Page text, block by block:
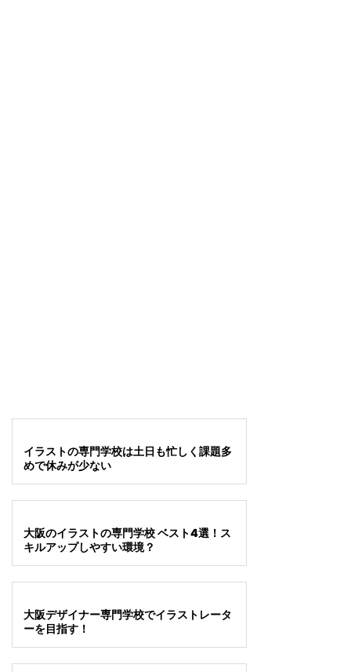
イラストの専門学校は土日も忙しく課題多
めで休みが少ない
大阪のイラストの専門学校 ベスト4選！ス
キルアップしやすい環境？
大阪デザイナー専門学校でイラストレータ
ーを目指す！